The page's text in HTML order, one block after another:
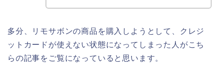
多分、リモサボンの商品を購入しようとして、クレジ
ットカードが使えない状態になってしまった人がこち
らの記事をご覧になっていると思います。